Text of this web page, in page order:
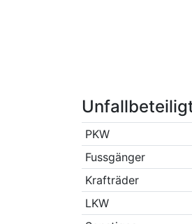
PKW
Fussgänger
Krafträder
LKW